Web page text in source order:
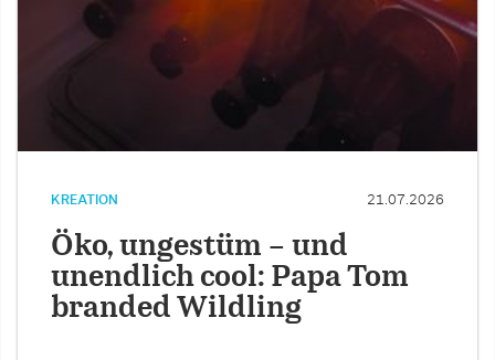
KREATION 21.07.2026
Öko, ungestüm – und
unendlich cool: Papa Tom
branded Wildling